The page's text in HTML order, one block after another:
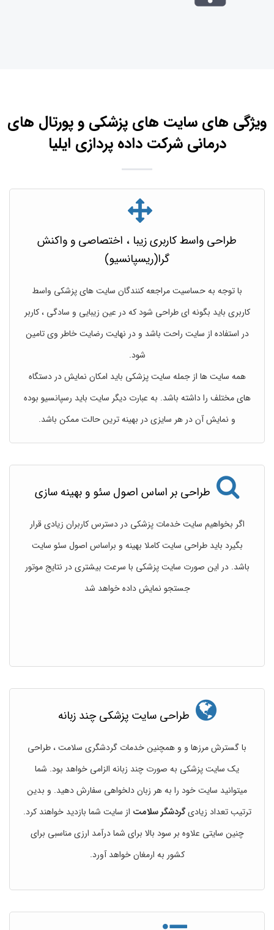
ویژگی های سایت های پزشکی و پورتال های
درمانی شرکت داده پردازی ایلیا
طراحی واسط کاربری زیبا ، اختصاصی و واکنش
گرا(ریسپانسیو)
با توجه به حساسیت مراجعه کنندگان سایت های پزشکی واسط
کاربری باید بگونه ای طراحی شود که در عین زیبایی و سادگی ، کاربر
در استفاده از سایت راحت باشد و در نهایت رضایت خاطر وی تامین
شود.
همه سایت ها از جمله سایت پزشکی باید امکان نمایش در دستگاه
های مختلف را داشته باشد. به عبارت دیگر سایت باید رسپانسیو بوده
و نمایش آن در هر سایزی در بهینه ترین حالت ممکن باشد.
طراحی بر اساس اصول سئو و بهینه سازی
اگر بخواهیم سایت خدمات پزشکی در دسترس کاربران زیادی قرار
بگیرد باید طراحی سایت کاملا بهینه و براساس اصول سئو سایت
باشد. در این صورت سایت پزشکی با سرعت بیشتری در نتایج موتور
جستجو نمایش داده خواهد شد
طراحی سایت پزشکی چند زبانه
با گسترش مرزها و و همچنین خدمات گردشگری سلامت ، طراحی
یک سایت پزشکی به صورت چند زبانه الزامی خواهد بود. شما
میتوانید سایت خود را به هر زبان دلخواهی سفارش دهید. و بدین
ترتیب تعداد زیادیگردشگر سلامت از سایت شما بازدید خواهند کرد.
چنین سایتی علاوه بر سود بالا برای شما درآمد ارزی مناسبی برای
کشور به ارمغان خواهد آورد.